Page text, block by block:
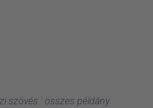
szövés ' összes példány